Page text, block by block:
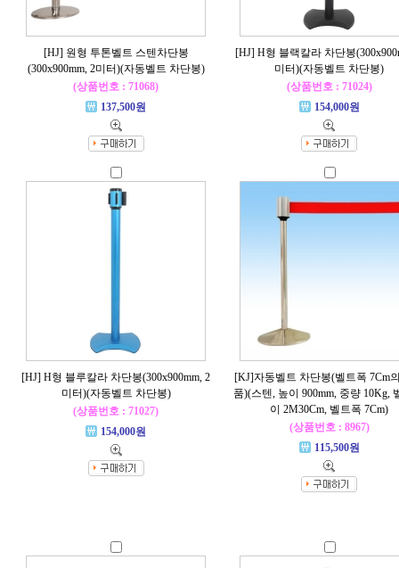
[HJ] 원형 투톤벨트 스텐차단봉
(300x900mm, 2미터)(자동벨트 차단봉)
(상품번호 : 71068)
137,500원
[HJ] H형 블랙칼라 차단봉
미터)(자동벨트 차단봉)
(상품번호 : 71024)
154,000원
[HJ] H형 블루칼라 차단봉(300x900mm, 2
미터)(자동벨트 차단봉)
(상품번호 : 71027)
154,000원
[KJ]자동벨트 차단봉(벨트폭 7Cm
품)(스텐, 높이 900mm, 중량 10Kg,
이 2M30Cm, 벨트폭 7Cm)
(상품번호 : 8967)
115,500원